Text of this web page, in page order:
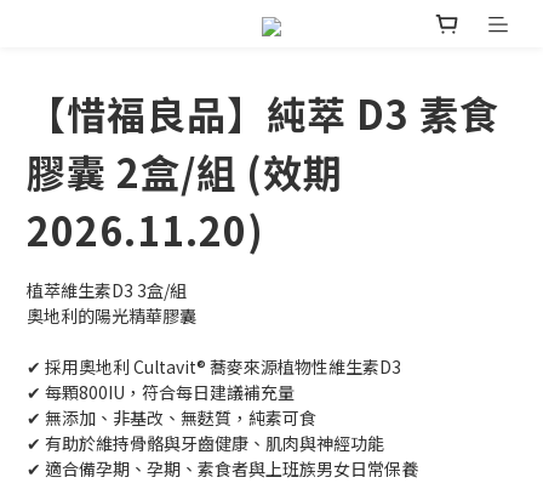
【惜福良品】純萃 D3 素食
膠囊 2盒/組 (效期
2026.11.20)
植萃維生素D3 3盒/組
奧地利的陽光精華膠囊
✔ 採用奧地利 Cultavit® 蕎麥來源植物性維生素D3
✔ 每顆800IU，符合每日建議補充量
✔ 無添加、非基改、無麩質，純素可食
✔ 有助於維持骨骼與牙齒健康、肌肉與神經功能
✔ 適合備孕期、孕期、素食者與上班族男女日常保養